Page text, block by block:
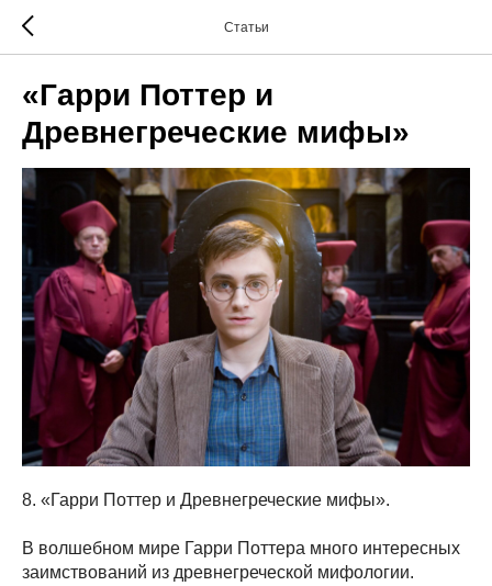
Статьи
«Гарри Поттер и
Древнегреческие мифы»
8. «Гарри Поттер и Древнегреческие мифы».
В волшебном мире Гарри Поттера много интересных
заимствований из древнегреческой мифологии.